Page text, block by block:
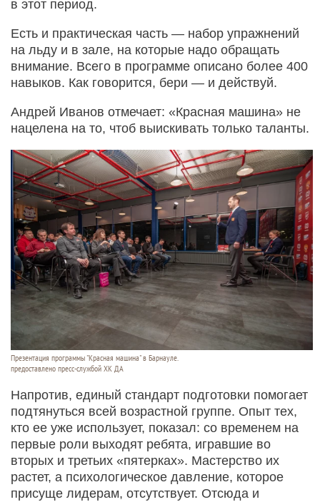
в этот период.
Есть и практическая часть — набор упражнений
на льду и в зале, на которые надо обращать
внимание. Всего в программе описано более 400
навыков. Как говорится, бери — и действуй.
Андрей Иванов отмечает: «Красная машина» не
нацелена на то, чтоб выискивать только таланты.
Презентация программы "Красная машина" в Барнауле.
предоставлено пресс-службой ХК ДА
Напротив, единый стандарт подготовки помогает
подтянуться всей возрастной группе. Опыт тех,
кто ее уже использует, показал: со временем на
первые роли выходят ребята, игравшие во
вторых и третьих «пятерках». Мастерство их
растет, а психологическое давление, которое
присуще лидерам, отсутствует. Отсюда и